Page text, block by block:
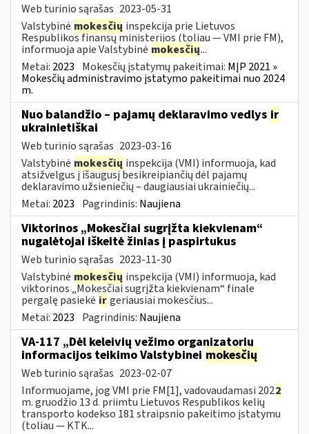
Web turinio sąrašas 2023-05-31
Valstybinė mokesčių inspekcija prie Lietuvos
Respublikos finansų ministerijos (toliau ― VMI prie FM),
informuoja apie Valstybinė mokesčių...
Metai: 2023 Mokesčių įstatymų pakeitimai: MĮP 2021 »
Mokesčių administravimo įstatymo pakeitimai nuo 2024
m.
Nuo balandžio – pajamų deklaravimo vedlys ir
ukrainietiškai
Web turinio sąrašas 2023-03-16
Valstybinė mokesčių inspekcija (VMI) informuoja, kad
atsižvelgus į išaugusį besikreipiančių dėl pajamų
deklaravimo užsieniečių – daugiausiai ukrainiečių...
Metai: 2023 Pagrindinis: Naujiena
Viktorinos „Mokesčiai sugrįžta kiekvienam“
nugalėtojai iškeitė žinias į paspirtukus
Web turinio sąrašas 2023-11-30
Valstybinė mokesčių inspekcija (VMI) informuoja, kad
viktorinos „Mokesčiai sugrįžta kiekvienam“ finale
pergalę pasiekė irgeriausiai mokesčius...
Metai: 2023 Pagrindinis: Naujiena
VA-117 „Dėl keleivių vežimo organizatorių
informacijos teikimo Valstybinei mokesčių
Web turinio sąrašas 2023-02-07
Informuojame, jog VMI prie FM[1], vadovaudamasi 2022
m. gruodžio 13 d. priimtu Lietuvos Respublikos kelių
transporto kodekso 181 straipsnio pakeitimo įstatymu
(toliau — KTK...